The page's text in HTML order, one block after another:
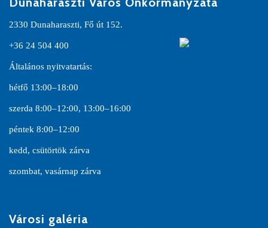
2330 Dunaharaszti, Fő út 152.
+36 24 504 400
Általános nyitvatartás:
hétfő 13:00–18:00
szerda 8:00–12:00, 13:00–16:00
péntek 8:00–12:00
kedd, csütörtök zárva
szombat, vasárnap zárva
Városi galéria